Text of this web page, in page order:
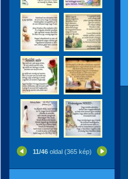
11/46oldal (365 kép)